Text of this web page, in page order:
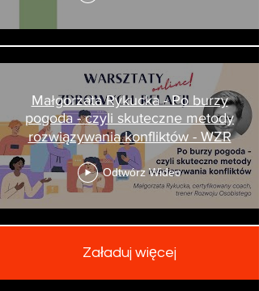
Małgorzata Rykucka - Po burzy
pogoda - czyli skuteczne metody
rozwiązywania konfliktów - WZR
Odtwórz Wideo
Załaduj więcej